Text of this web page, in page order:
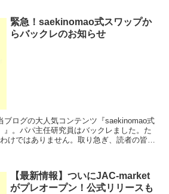
緊急！saekinomao式スワップか
らバックレのお知らせ
ブログの大人気コンテンツ『saekinomao式
』。パパ主任研究員はバックレました。た
けではありません。取り急ぎ、読者の皆さ
【最新情報】ついにJAC-market
がプレオープン！公式リリースも